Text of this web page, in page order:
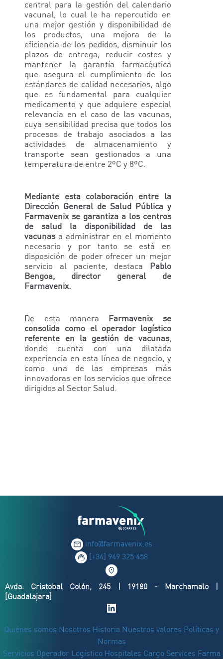
central para la gestión del calendario
vacunal, lo cual le ha repercutido en
una mejor gestión y disponibilidad de
los productos, una mejora de la
eficiencia de los pedidos, disminuir los
plazos de entrega, reducir costes y
mantener la garantía farmacéutica
que asegura el cumplimiento de los
estándares de calidad necesarios, algo
que es fundamental para cualquier
medicamento y que adquiere especial
relevancia en el caso de las vacunas,
cuya sensibilidad precisa que todos los
procesos de trabajo asociados a las
actividades de almacenamiento y
transporte sean gestionados a una
temperatura de entre 2ºC y 8ºC.
Mediante esta colaboración entre la
Dirección General de Salud Pública y
Farmavenix se garantiza a los centros
de salud la disponibilidad de las
vacunasa administrar en el momento
necesario y por tanto se está en
disposición de poder ofrecer un mejor
servicio al paciente, destaca Pablo
Bengoa, director general de
Farmavenix.
De esta manera Farmavenix se
consolida como el operador logístico
referente en la gestión de vacunas,
donde cuenta con una dilatada
experiencia en esta línea de negocio, y
como una de las empresas más
innovadoras en los servicios que ofrece
dirigidos al Sector Salud.
info@farmavenix.es
[+34] 949 325 458
Avda. Cristobal Colón, 245 | 19180 - Marchamalo |
[Guadalajara]
Quiénes somos Nosotros Historia Nuestros valores Políticas y
Normas
Servicios Operador Logístico Hospitales Cargo Services Farma